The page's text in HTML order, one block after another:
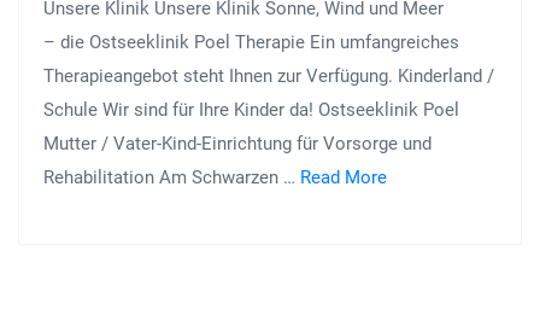
Unsere Klinik Unsere Klinik Sonne, Wind und Meer
– die Ostseeklinik Poel Therapie Ein umfangreiches
Therapieangebot steht Ihnen zur Verfügung. Kinderland /
Schule Wir sind für Ihre Kinder da! Ostseeklinik Poel
Mutter / Vater-Kind-Einrichtung für Vorsorge und
Rehabilitation Am Schwarzen … Read More